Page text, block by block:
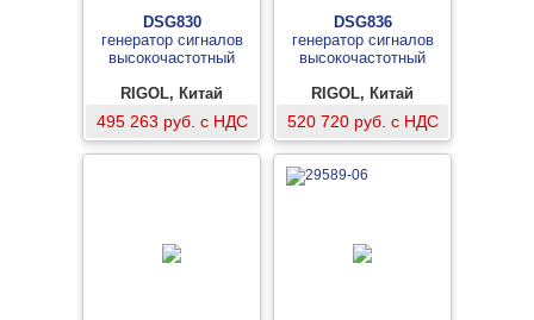
DSG830
генератор сигналов
высокочастотный
RIGOL, Китай
495 263 руб. с НДС
DSG836
генератор сигналов
высокочастотный
RIGOL, Китай
520 720 руб. с НДС